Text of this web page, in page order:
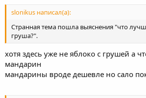
slonikus написал(а):
Странная тема пошла выяснения "что
груша?".
хотя здесь уже не яблоко с грушей а
мандарин
мандарины вроде дешевле но сало